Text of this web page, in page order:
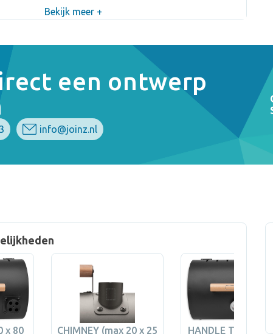
Bekijk meer +
een ontwerp
info@joinz.nl
x 80
CHIMNEY (max 20 x 25
HANDLE TOP (max